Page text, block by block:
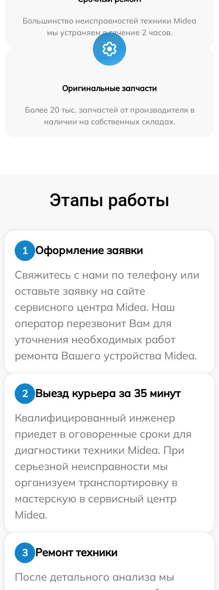
Большинство неисправностей техники Midea
мы устраняем в течение 2 часов.
Оригинальные запчасти
Более 20 тыс. запчастей от производителя в
наличии на собственных складах.
Этапы работы
1
Оформление заявки
Свяжитесь с нами по телефону или
оставьте заявку на сайте
сервисного центра Midea. Наш
оператор перезвонит Вам для
уточнения необходимых работ
ремонта Вашего устройства Midea.
2
Выезд курьера за 35 минут
Квалифицированный инженер
приедет в оговоренные сроки для
диагностики техники Midea. При
серьезной неисправности мы
организуем транспортировку в
мастерскую в сервисный центр
Midea.
3
Ремонт техники
После детального анализа мы